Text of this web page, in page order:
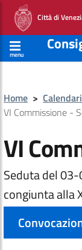
Città di
menu
Home >
VI Commissione -
VI
Seduta del
congiunta alla